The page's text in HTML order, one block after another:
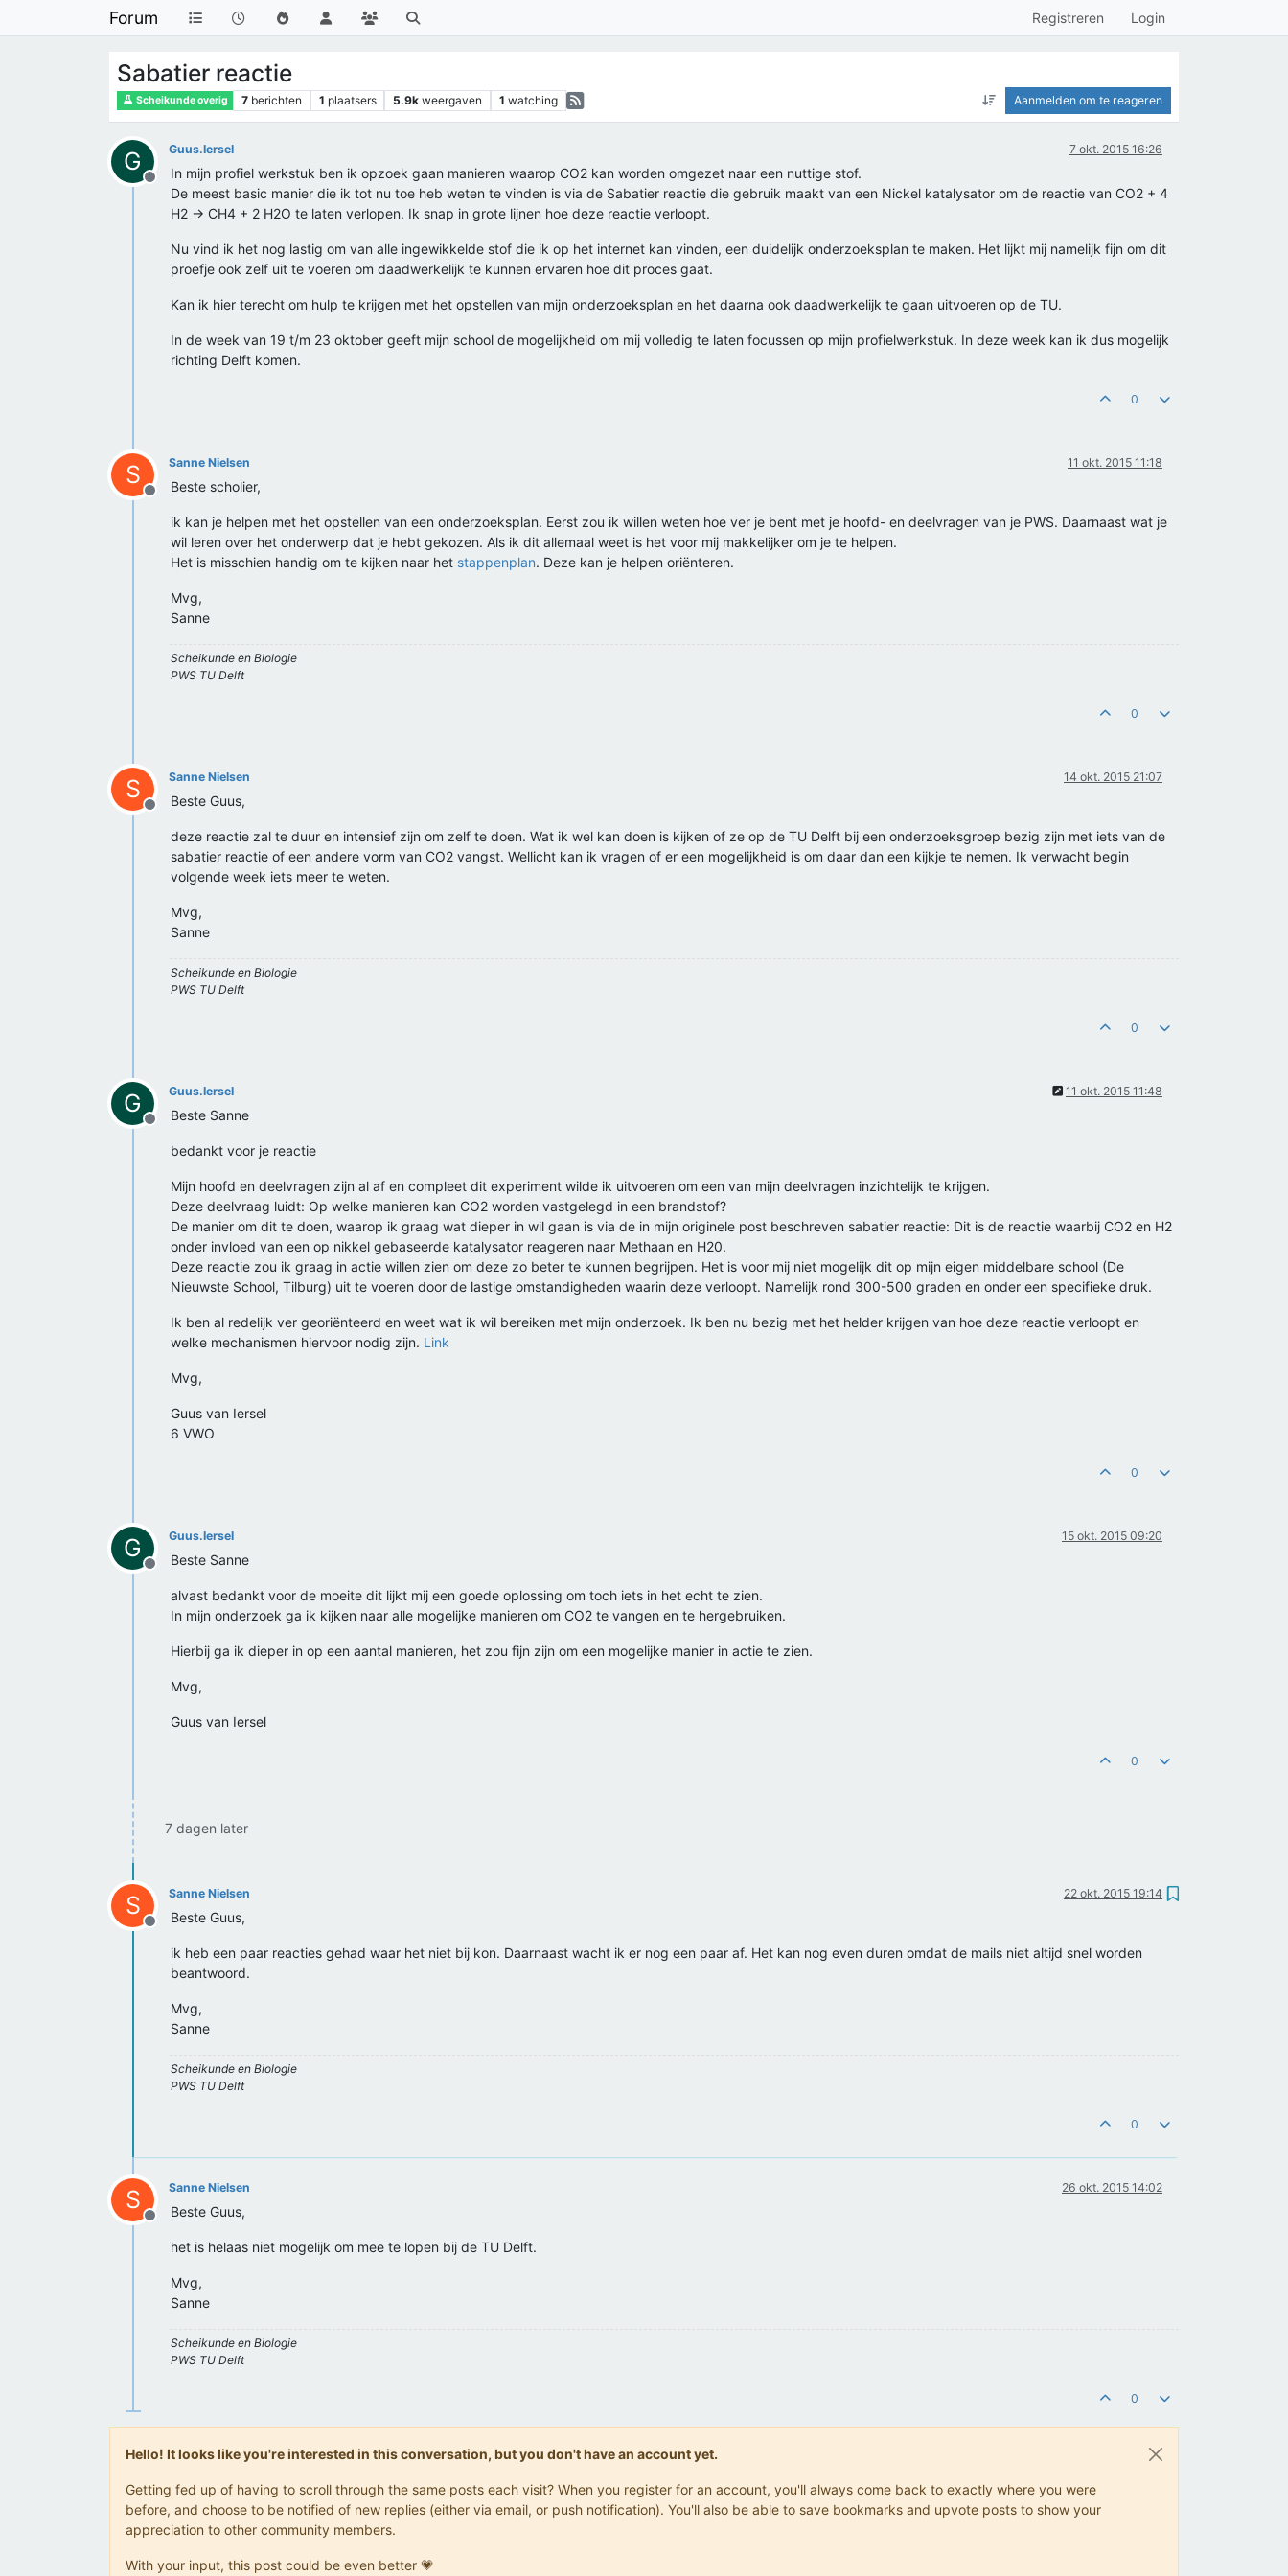
Forum Registreren Login
Sabatier reactie
Scheikunde overig 7 berichten 1 plaatsers 5.9k weergaven 1 watching Aanmelden om te reageren
G
Offline
Guus.Iersel 7 okt. 2015 16:26
In mijn profiel werkstuk ben ik opzoek gaan manieren waarop CO2 kan worden omgezet naar een nuttige stof.
De meest basic manier die ik tot nu toe heb weten te vinden is via de Sabatier reactie die gebruik maakt van een Nickel katalysator om de reactie van CO2 + 4
H2 → CH4 + 2 H2O te laten verlopen. Ik snap in grote lijnen hoe deze reactie verloopt.
Nu vind ik het nog lastig om van alle ingewikkelde stof die ik op het internet kan vinden, een duidelijk onderzoeksplan te maken. Het lijkt mij namelijk fijn om dit
proefje ook zelf uit te voeren om daadwerkelijk te kunnen ervaren hoe dit proces gaat.
Kan ik hier terecht om hulp te krijgen met het opstellen van mijn onderzoeksplan en het daarna ook daadwerkelijk te gaan uitvoeren op de TU.
In de week van 19 t/m 23 oktober geeft mijn school de mogelijkheid om mij volledig te laten focussen op mijn profielwerkstuk. In deze week kan ik dus mogelijk
richting Delft komen.
0
S
Offline
Sanne Nielsen 11 okt. 2015 11:18
Beste scholier,
ik kan je helpen met het opstellen van een onderzoeksplan. Eerst zou ik willen weten hoe ver je bent met je hoofd- en deelvragen van je PWS. Daarnaast wat je
wil leren over het onderwerp dat je hebt gekozen. Als ik dit allemaal weet is het voor mij makkelijker om je te helpen.
Het is misschien handig om te kijken naar het stappenplan. Deze kan je helpen oriënteren.
Mvg,
Sanne
Scheikunde en Biologie
PWS TU Delft
0
S
Offline
Sanne Nielsen 14 okt. 2015 21:07
Beste Guus,
deze reactie zal te duur en intensief zijn om zelf te doen. Wat ik wel kan doen is kijken of ze op de TU Delft bij een onderzoeksgroep bezig zijn met iets van de
sabatier reactie of een andere vorm van CO2 vangst. Wellicht kan ik vragen of er een mogelijkheid is om daar dan een kijkje te nemen. Ik verwacht begin
volgende week iets meer te weten.
Mvg,
Sanne
Scheikunde en Biologie
PWS TU Delft
0
G
Offline
Guus.Iersel 11 okt. 2015 11:48
Beste Sanne
bedankt voor je reactie
Mijn hoofd en deelvragen zijn al af en compleet dit experiment wilde ik uitvoeren om een van mijn deelvragen inzichtelijk te krijgen.
Deze deelvraag luidt: Op welke manieren kan CO2 worden vastgelegd in een brandstof?
De manier om dit te doen, waarop ik graag wat dieper in wil gaan is via de in mijn originele post beschreven sabatier reactie: Dit is de reactie waarbij CO2 en H2
onder invloed van een op nikkel gebaseerde katalysator reageren naar Methaan en H20.
Deze reactie zou ik graag in actie willen zien om deze zo beter te kunnen begrijpen. Het is voor mij niet mogelijk dit op mijn eigen middelbare school (De
Nieuwste School, Tilburg) uit te voeren door de lastige omstandigheden waarin deze verloopt. Namelijk rond 300-500 graden en onder een specifieke druk.
Ik ben al redelijk ver georiënteerd en weet wat ik wil bereiken met mijn onderzoek. Ik ben nu bezig met het helder krijgen van hoe deze reactie verloopt en
welke mechanismen hiervoor nodig zijn. Link
Mvg,
Guus van Iersel
6 VWO
0
G
Offline
Guus.Iersel 15 okt. 2015 09:20
Beste Sanne
alvast bedankt voor de moeite dit lijkt mij een goede oplossing om toch iets in het echt te zien.
In mijn onderzoek ga ik kijken naar alle mogelijke manieren om CO2 te vangen en te hergebruiken.
Hierbij ga ik dieper in op een aantal manieren, het zou fijn zijn om een mogelijke manier in actie te zien.
Mvg,
Guus van Iersel
0
7 dagen later
S
Offline
Sanne Nielsen 22 okt. 2015 19:14
Beste Guus,
ik heb een paar reacties gehad waar het niet bij kon. Daarnaast wacht ik er nog een paar af. Het kan nog even duren omdat de mails niet altijd snel worden
beantwoord.
Mvg,
Sanne
Scheikunde en Biologie
PWS TU Delft
0
S
Offline
Sanne Nielsen 26 okt. 2015 14:02
Beste Guus,
het is helaas niet mogelijk om mee te lopen bij de TU Delft.
Mvg,
Sanne
Scheikunde en Biologie
PWS TU Delft
0
Hello! It looks like you're interested in this conversation, but you don't have an account yet.
Getting fed up of having to scroll through the same posts each visit? When you register for an account, you'll always come back to exactly where you were
before, and choose to be notified of new replies (either via email, or push notification). You'll also be able to save bookmarks and upvote posts to show your
appreciation to other community members.
With your input, this post could be even better 💗